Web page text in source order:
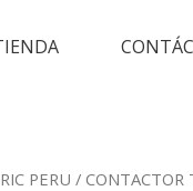
PERU / CONTACTOR